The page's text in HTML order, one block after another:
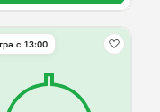
c 13:00